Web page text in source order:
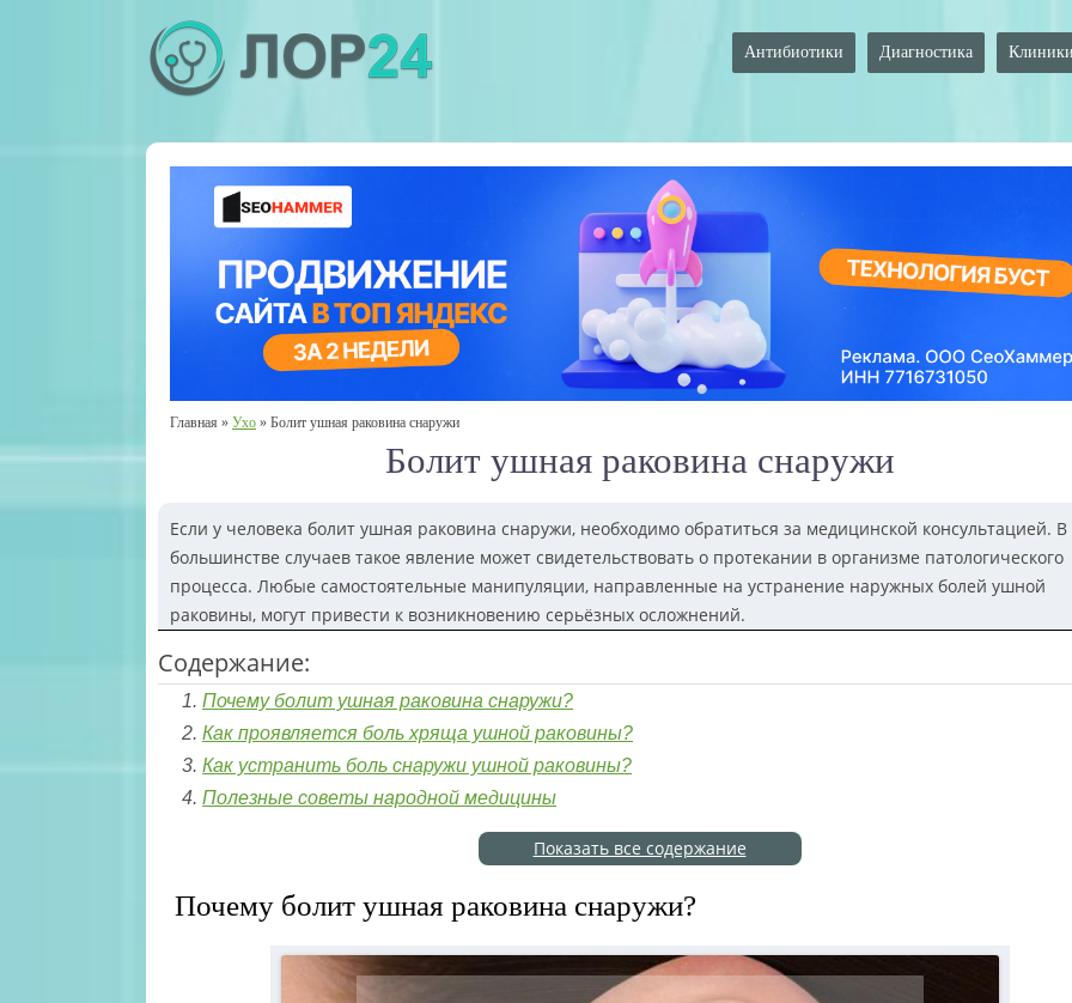
Диагностика
Антибиотики
Главная » Ухо » Болит ушная раковина снаружи
Болит ушная раковина снаружи
Если у человека болит ушная раковина снаружи, необходимо обратиться за медицинской консультацией. В
большинстве случаев такое явление может свидетельствовать о протекании в организме патологического
процесса. Любые самостоятельные манипуляции, направленные на устранение наружных болей ушной
раковины, могут привести к возникновению серьёзных осложнений.
Содержание:
Почему болит ушная раковина снаружи?
Как проявляется боль хряща ушной раковины?
Как устранить боль снаружи ушной раковины?
Полезные советы народной медицины
Показать все содержание
Почему болит ушная раковина снаружи?